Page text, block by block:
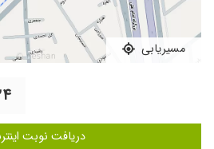
مسیریابی
دریافت نوبت